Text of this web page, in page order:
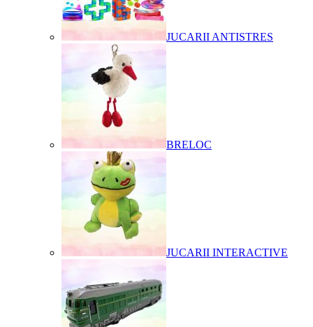
JUCARII ANTISTRES
BRELOC
JUCARII INTERACTIVE